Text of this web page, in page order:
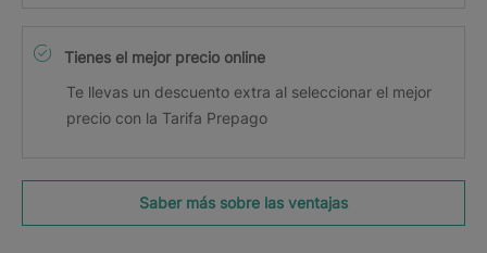
Tienes el mejor precio online
Te llevas un descuento extra al seleccionar el mejor
precio con la Tarifa Prepago
Saber más sobre las ventajas